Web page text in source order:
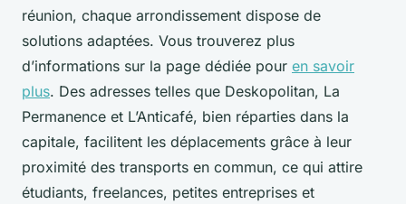
réunion, chaque arrondissement dispose de
solutions adaptées. Vous trouverez plus
d’informations sur la page dédiée pour en savoir
plus. Des adresses telles que Deskopolitan, La
Permanence et L’Anticafé, bien réparties dans la
capitale, facilitent les déplacements grâce à leur
proximité des transports en commun, ce qui attire
étudiants, freelances, petites entreprises et